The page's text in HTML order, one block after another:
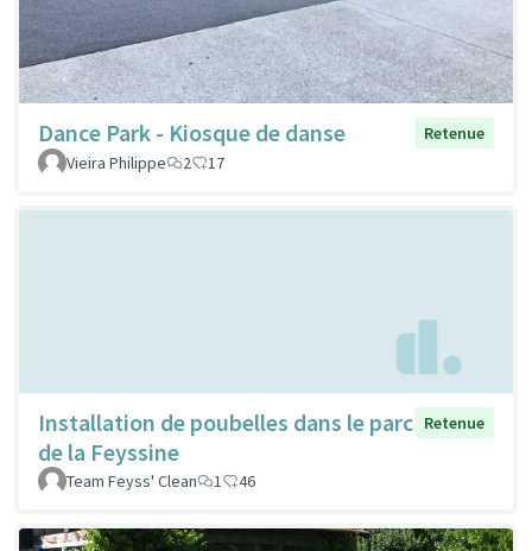
Dance Park - Kiosque de danse
Retenue
Vieira Philippe
2 17
Installation de poubelles dans le parc
de la Feyssine
Retenue
Team Feyss' Clean 1 46